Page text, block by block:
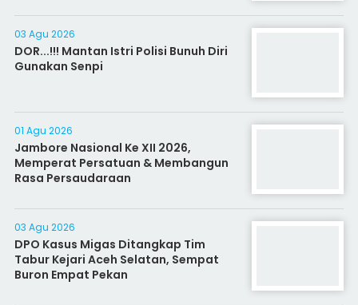
03 Agu 2026
DOR...!!! Mantan Istri Polisi Bunuh Diri
Gunakan Senpi
01 Agu 2026
Jambore Nasional Ke XII 2026,
Memperat Persatuan & Membangun
Rasa Persaudaraan
03 Agu 2026
DPO Kasus Migas Ditangkap Tim
Tabur Kejari Aceh Selatan, Sempat
Buron Empat Pekan